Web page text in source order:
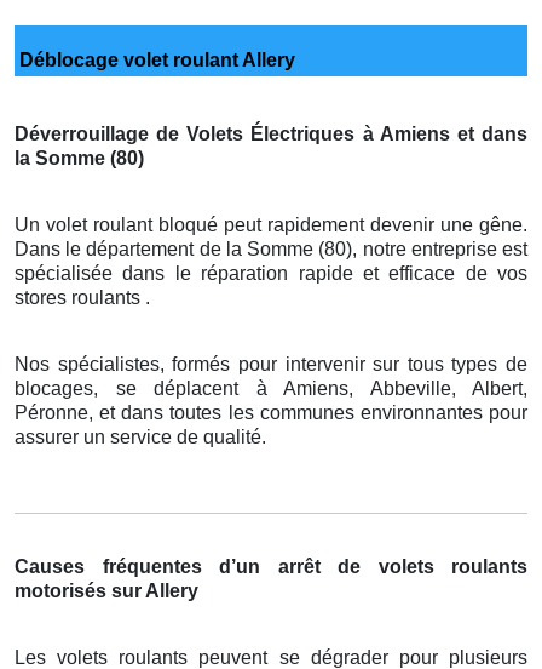
Déblocage volet roulant Allery
Déverrouillage de Volets Électriques à Amiens et dans
la Somme (80)
Un volet roulant bloqué peut rapidement devenir une gêne.
Dans le département de la Somme (80), notre entreprise est
spécialisée dans le réparation rapide et efficace de vos
stores roulants .
Nos spécialistes, formés pour intervenir sur tous types de
blocages, se déplacent à Amiens, Abbeville, Albert,
Péronne, et dans toutes les communes environnantes pour
assurer un service de qualité.
Causes fréquentes d’un arrêt de volets roulants
motorisés sur Allery
Les volets roulants peuvent se dégrader pour plusieurs